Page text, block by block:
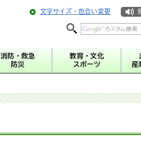
文字サイズ・色合い変更
消防・救急
防災
教育・文化
スポーツ
産